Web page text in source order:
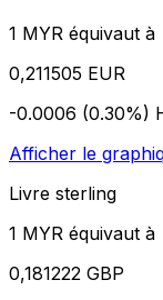
1 MYR équivaut à
0,211505 EUR
-0.0006 (0.30%)
Afficher le
Livre sterling
1 MYR équivaut à
0,181222 GBP